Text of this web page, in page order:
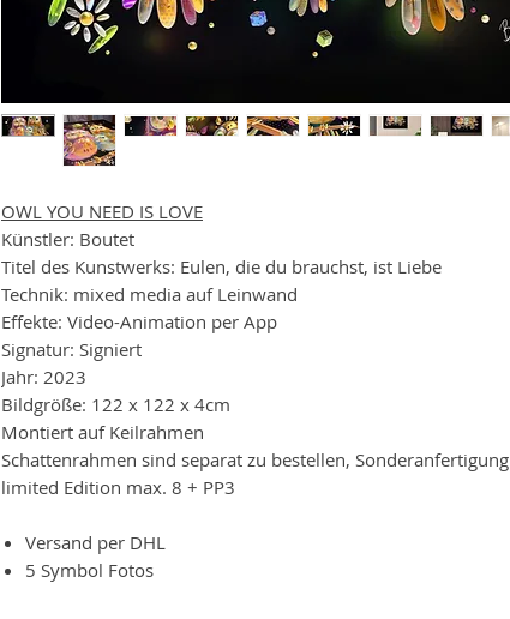
OWL YOU NEED IS LOVE
Künstler: Boutet
Titel des Kunstwerks: Eulen, die du brauchst, ist Liebe
Technik: mixed media auf Leinwand
Effekte: Video-Animation per App
Signatur: Signiert
Jahr: 2023
Bildgröße: 122 x 122 x 4cm
Montiert auf Keilrahmen
Schattenrahmen sind separat zu bestellen, Sonderanfertigung
limited Edition max. 8 + PP3
Versand per DHL
5 Symbol Fotos